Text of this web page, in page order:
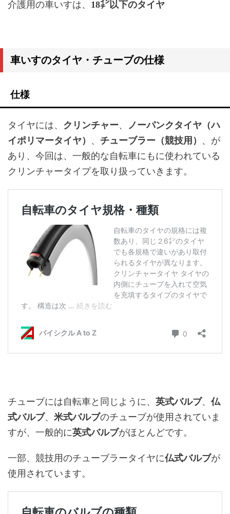
介護用の車いすは、 18㌅以下のタイヤ
車いすのタイヤ・チューブの仕様
仕様
タイヤには、 クリンチャー、 ノーパンクタイヤ（ハ
イポリマータイヤ） 、 チューブラー（競技用） 、が
あり、今回は、一般的な自転車にもに使われている
クリンチャータイプを取り扱っていきます。
チューブには自転車と同じように、 英式バルブ、 仏
式バルブ、 米式バルブのチューブが使用されていま
すが、一般的に英式バルブがほとんどです。
一部、競技用のチューブラータイヤに仏式バルブが
使用されています。